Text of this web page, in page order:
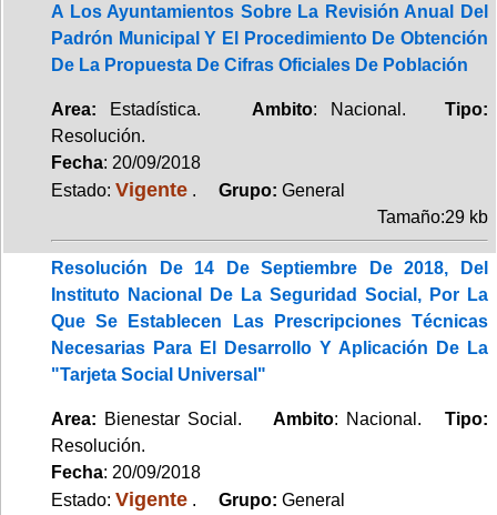
A Los Ayuntamientos Sobre La Revisión Anual Del
Padrón Municipal Y El Procedimiento De Obtención
De La Propuesta De Cifras Oficiales De Población
Area: Estadística. Ambito: Nacional.Tipo:
Resolución.
Fecha: 20/09/2018
Estado: Vigente . Grupo: General
Tamaño:29 kb
Resolución De 14 De Septiembre De 2018, Del
Instituto Nacional De La Seguridad Social, Por La
Que Se Establecen Las Prescripciones Técnicas
Necesarias Para El Desarrollo Y Aplicación De La
"Tarjeta Social Universal"
Area: Bienestar Social. Ambito: Nacional. Tipo:
Resolución.
Fecha: 20/09/2018
Estado: Vigente . Grupo: General